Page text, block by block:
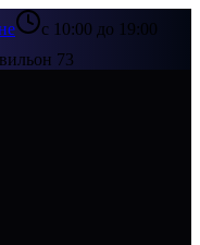
с 10:00 до 19:00
73